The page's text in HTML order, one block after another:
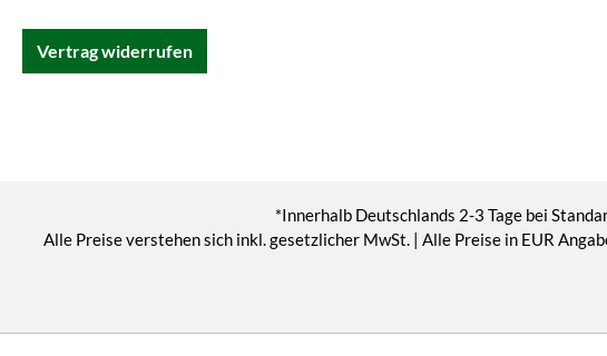
Vertrag widerrufen
*Innerhalb Deutschlands 2-3 Tage bei
Alle Preise verstehen sich inkl. gesetzlicher MwSt. | Alle Preise in EUR